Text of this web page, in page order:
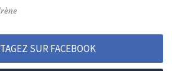
SUR FACEBOOK